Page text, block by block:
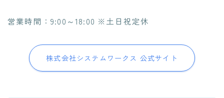
営業時間：9:00～18:00 ※土日祝定休
株式会社システムワークス 公式サイト